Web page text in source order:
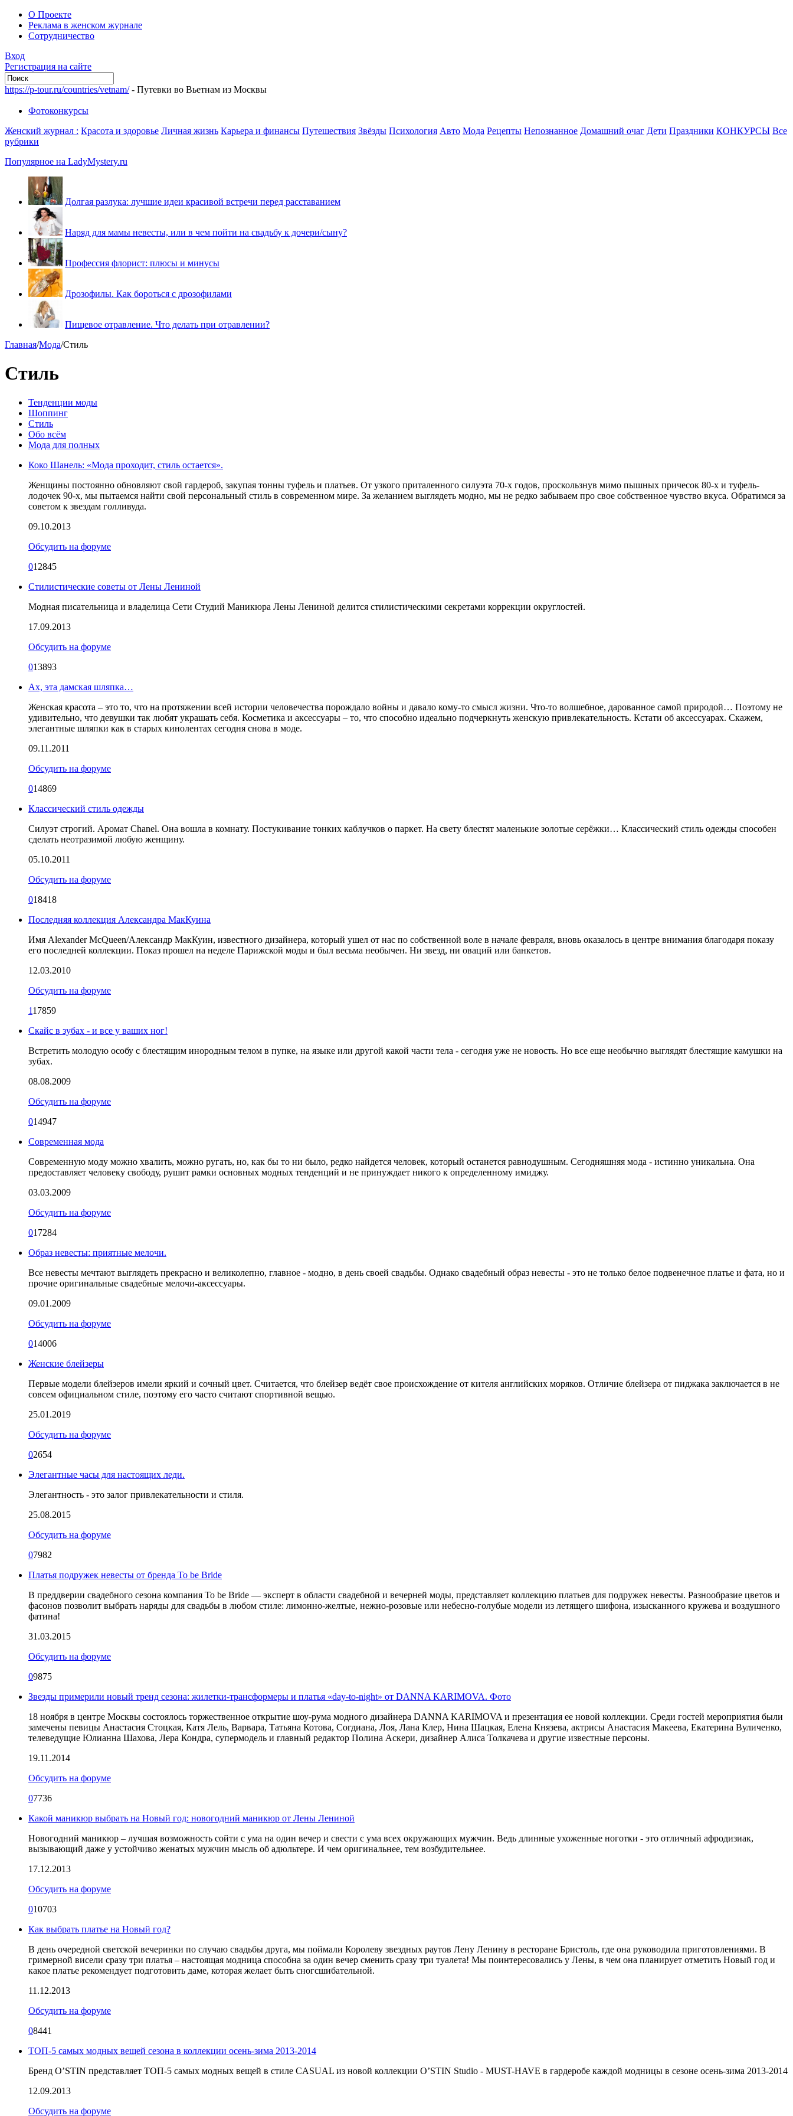
О Проекте
Реклама в женском журнале
Сотрудничество
Вход
Регистрация на сайте
https://p-tour.ru/countries/vetnam/- Путевки во Вьетнам из Москвы
Фотоконкурсы
Женский журнал : Красота и здоровье Личная жизнь Карьера и финансы Путешествия Звёзды Психология Авто Мода Рецепты Непознанное Домашний очаг Дети Праздники КОНКУРСЫ Все
рубрики
Популярное на LadyMystery.ru
Долгая разлука: лучшие идеи красивой встречи перед расставанием
Наряд для мамы невесты, или в чем пойти на свадьбу к дочери/сыну?
Профессия флорист: плюсы и минусы
Дрозофилы. Как бороться с дрозофилами
Пищевое отравление. Что делать при отравлении?
Главная/Мода/Стиль
Стиль
Тенденции моды
Шоппинг
Стиль
Обо всём
Мода для полных
Коко Шанель: «Мода проходит, стиль остается».
Женщины постоянно обновляют свой гардероб, закупая тонны туфель и платьев. От узкого приталенного силуэта 70-х годов, проскользнув мимо пышных причесок 80-х и туфель-
лодочек 90-х, мы пытаемся найти свой персональный стиль в современном мире. За желанием выглядеть модно, мы не редко забываем про свое собственное чувство вкуса. Обратимся за
советом к звездам голливуда.
09.10.2013
Обсудить на форуме
012845
Стилистические советы от Лены Лениной
Модная писательница и владелица Сети Студий Маникюра Лены Лениной делится стилистическими секретами коррекции округлостей.
17.09.2013
Обсудить на форуме
013893
Ах, эта дамская шляпка…
Женская красота – это то, что на протяжении всей истории человечества порождало войны и давало кому-то смысл жизни. Что-то волшебное, дарованное самой природой… Поэтому не
удивительно, что девушки так любят украшать себя. Косметика и аксессуары – то, что способно идеально подчеркнуть женскую привлекательность. Кстати об аксессуарах. Скажем,
элегантные шляпки как в старых кинолентах сегодня снова в моде.
09.11.2011
Обсудить на форуме
014869
Классический стиль одежды
Силуэт строгий. Аромат Chanel. Она вошла в комнату. Постукивание тонких каблучков о паркет. На свету блестят маленькие золотые серёжки… Классический стиль одежды способен
сделать неотразимой любую женщину.
05.10.2011
Обсудить на форуме
018418
Последняя коллекция Александра МакКуина
Имя Alexander McQueen/Александр МакКуин, известного дизайнера, который ушел от нас по собственной воле в начале февраля, вновь оказалось в центре внимания благодаря показу
его последней коллекции. Показ прошел на неделе Парижской моды и был весьма необычен. Ни звезд, ни оваций или банкетов.
12.03.2010
Обсудить на форуме
117859
Скайс в зубах - и все у ваших ног!
Встретить молодую особу с блестящим инородным телом в пупке, на языке или другой какой части тела - сегодня уже не новость. Но все еще необычно выглядят блестящие камушки на
зубах.
08.08.2009
Обсудить на форуме
014947
Современная мода
Современную моду можно хвалить, можно ругать, но, как бы то ни было, редко найдется человек, который останется равнодушным. Сегодняшняя мода - истинно уникальна. Она
предоставляет человеку свободу, рушит рамки основных модных тенденций и не принуждает никого к определенному имиджу.
03.03.2009
Обсудить на форуме
017284
Образ невесты: приятные мелочи.
Все невесты мечтают выглядеть прекрасно и великолепно, главное - модно, в день своей свадьбы. Однако свадебный образ невесты - это не только белое подвенечное платье и фата, но и
прочие оригинальные свадебные мелочи-аксессуары.
09.01.2009
Обсудить на форуме
014006
Женские блейзеры
Первые модели блейзеров имели яркий и сочный цвет. Считается, что блейзер ведёт свое происхождение от кителя английских моряков. Отличие блейзера от пиджака заключается в не
совсем официальном стиле, поэтому его часто считают спортивной вещью.
25.01.2019
Обсудить на форуме
02654
Элегантные часы для настоящих леди.
Элегантность - это залог привлекательности и стиля.
25.08.2015
Обсудить на форуме
07982
Платья подружек невесты от бренда To be Bride
В преддверии свадебного сезона компания To be Bride — эксперт в области свадебной и вечерней моды, представляет коллекцию платьев для подружек невесты. Разнообразие цветов и
фасонов позволит выбрать наряды для свадьбы в любом стиле: лимонно-желтые, нежно-розовые или небесно-голубые модели из летящего шифона, изысканного кружева и воздушного
фатина!
31.03.2015
Обсудить на форуме
09875
Звезды примерили новый тренд сезона: жилетки-трансформеры и платья «day-to-night» от DANNA KARIMOVA. Фото
18 ноября в центре Москвы состоялось торжественное открытие шоу-рума модного дизайнера DANNA KARIMOVA и презентация ее новой коллекции. Среди гостей мероприятия были
замечены певицы Анастасия Стоцкая, Катя Лель, Варвара, Татьяна Котова, Согдиана, Лоя, Лана Клер, Нина Шацкая, Елена Князева, актрисы Анастасия Макеева, Екатерина Вуличенко,
телеведущие Юлианна Шахова, Лера Кондра, супермодель и главный редактор Полина Аскери, дизайнер Алиса Толкачева и другие известные персоны.
19.11.2014
Обсудить на форуме
07736
Какой маникюр выбрать на Новый год: новогодний маникюр от Лены Лениной
Новогодний маникюр – лучшая возможность сойти с ума на один вечер и свести с ума всех окружающих мужчин. Ведь длинные ухоженные ноготки - это отличный афродизиак,
вызывающий даже у устойчиво женатых мужчин мысль об адюльтере. И чем оригинальнее, тем возбудительнее.
17.12.2013
Обсудить на форуме
010703
Как выбрать платье на Новый год?
В день очередной светской вечеринки по случаю свадьбы друга, мы поймали Королеву звездных раутов Лену Ленину в ресторане Бристоль, где она руководила приготовлениями. В
гримерной висели сразу три платья – настоящая модница способна за один вечер сменить сразу три туалета! Мы поинтересовались у Лены, в чем она планирует отметить Новый год и
какое платье рекомендует подготовить даме, которая желает быть сногсшибательной.
11.12.2013
Обсудить на форуме
08441
ТОП-5 самых модных вещей сезона в коллекции осень-зима 2013-2014
Бренд O’STIN представляет ТОП-5 самых модных вещей в стиле CASUAL из новой коллекции O’STIN Studio - MUST-HAVE в гардеробе каждой модницы в сезоне осень-зима 2013-2014
12.09.2013
Обсудить на форуме